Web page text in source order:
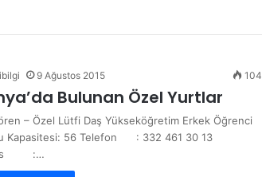
9 Ağustos 2015 104
Bulunan Özel Yurtlar
– Özel Lütfi Daş Yükseköğretim Erkek Öğrenci
Kapasitesi: 56 Telefon : 332 461 30 13
:…